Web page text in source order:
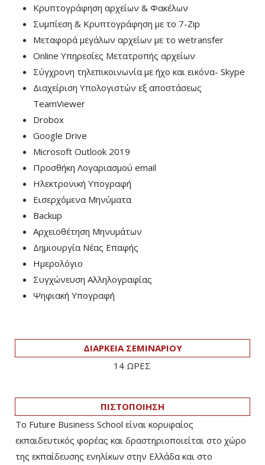
Κρυπτογράφηση αρχείων & Φακέλων
Συμπίεση & Κρυπτογράφηση με το 7-Zip
Μεταφορά μεγάλων αρχείων με το wetransfer
Online Υπηρεσίες Μετατροπής αρχείων
Σύγχρονη τηλεπικοινωνία με ήχο και εικόνα- Skype
Διαχείριση Υπολογιστών εξ αποστάσεως
TeamViewer
Drobox
Google Drive
Microsoft Outlook 2019
Προσθήκη Λογαριασμού email
Ηλεκτρονική Υπογραφή
Εισερχόμενα Μηνύματα
Backup
Αρχειοθέτηση Μηνυμάτων
Δημιουργία Νέας Επαφής
Ημερολόγιο
Συγχώνευση Αλληλογραφίας
Ψηφιακή Υπογραφή
ΔΙΑΡΚΕΙΑ ΣΕΜΙΝΑΡΙΟΥ
14 ΩΡΕΣ
ΠΙΣΤΟΠΟΙΗΣΗ
Το Future Business School είναι κορυφαίος
εκπαιδευτικός φορέας και δραστηριοποιείται στο χώρο
της εκπαίδευσης ενηλίκων στην Ελλάδα και στο